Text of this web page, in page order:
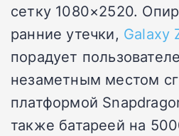
сетку 1080×2520.
ранние утечки, Galaxy
порадует
незаметным местом
платформой
также батареей на